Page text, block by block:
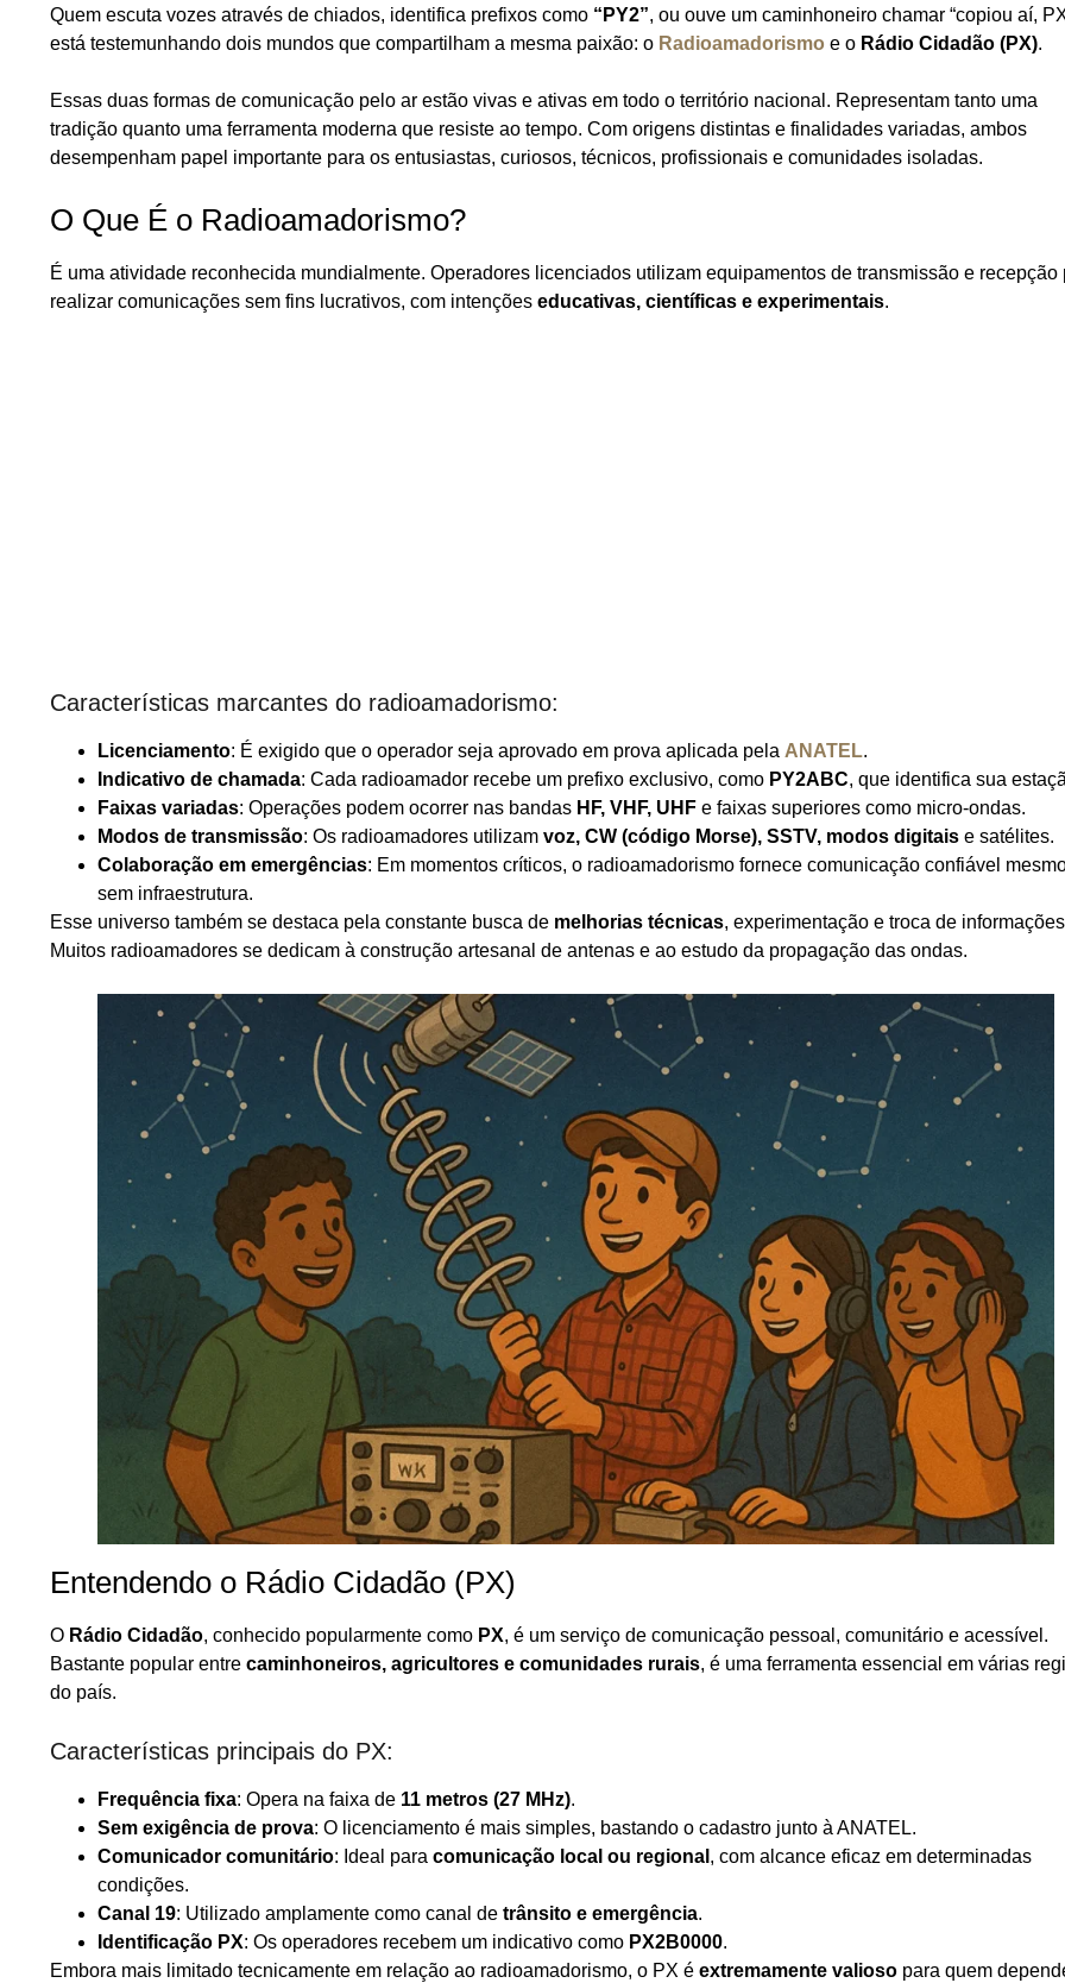
Quem escuta vozes através de chiados, identifica prefixos como “PY2”, ou ouve um caminhoneiro chamar “copiou aí,
está testemunhando dois mundos que compartilham a mesma paixão: o Radioamadorismo e o Rádio Cidadão (PX).
Essas duas formas de comunicação pelo ar estão vivas e ativas em todo o território nacional. Representam tanto uma
tradição quanto uma ferramenta moderna que resiste ao tempo. Com origens distintas e finalidades variadas, ambos
desempenham papel importante para os entusiastas, curiosos, técnicos, profissionais e comunidades isoladas.
O Que É o Radioamadorismo?
É uma atividade reconhecida mundialmente. Operadores licenciados utilizam equipamentos de transmissão e recepção
realizar comunicações sem fins lucrativos, com intenções educativas, científicas e experimentais.
Características marcantes do radioamadorismo:
Licenciamento: É exigido que o operador seja aprovado em prova aplicada pela ANATEL.
Indicativo de chamada: Cada radioamador recebe um prefixo exclusivo, como PY2ABC, que identifica sua
Faixas variadas: Operações podem ocorrer nas bandas HF, VHF, UHF e faixas superiores como micro-ondas.
Modos de transmissão: Os radioamadores utilizam voz, CW (código Morse), SSTV, modos digitais e satélites.
Colaboração em emergências: Em momentos críticos, o radioamadorismo fornece comunicação confiável
sem infraestrutura.
Esse universo também se destaca pela constante busca de melhorias técnicas, experimentação e troca de
Muitos radioamadores se dedicam à construção artesanal de antenas e ao estudo da propagação das ondas.
Entendendo o Rádio Cidadão (PX)
O Rádio Cidadão, conhecido popularmente como PX, é um serviço de comunicação pessoal, comunitário e acessível.
Bastante popular entre caminhoneiros, agricultores e comunidades rurais, é uma ferramenta essencial em várias
do país.
Características principais do PX:
Frequência fixa: Opera na faixa de 11 metros (27 MHz).
Sem exigência de prova: O licenciamento é mais simples, bastando o cadastro junto à ANATEL.
Comunicador comunitário: Ideal para comunicação local ou regional , com alcance eficaz em determinadas
condições.
Canal 19: Utilizado amplamente como canal de trânsito e emergência.
Identificação PX: Os operadores recebem um indicativo como PX2B0000.
Embora mais limitado tecnicamente em relação ao radioamadorismo, o PX é extremamente valioso para quem